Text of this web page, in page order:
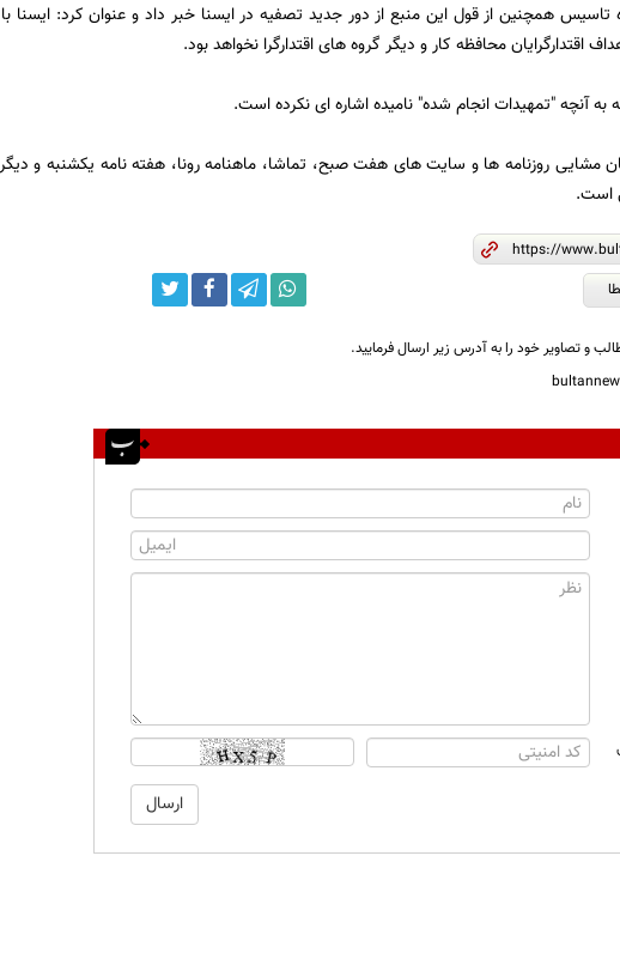
تاسیس همچنین از قول این منبع از دور جدید تصفیه در ایسنا خبر داد و عنوان کرد: ایسنا
اقتدارگرایان محافظه کار و دیگر گروه های اقتدارگرا نخواهد بود.
به آنچه "تمهیدات انجام شده" نامیده اشاره ای نکرده است.
مشایی روزنامه ها و سایت های هفت صبح، تماشا، ماهنامه رونا، هفته نامه یكشنبه و
است.
و تصاویر خود را به آدرس زیر ارسال فرمایید.